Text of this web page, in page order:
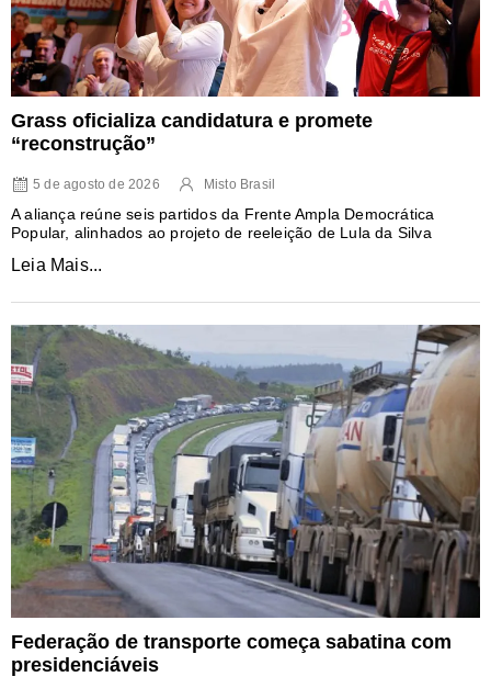
Grass oficializa candidatura e promete
“reconstrução”
5 de agosto de 2026 Misto Brasil
A aliança reúne seis partidos da Frente Ampla Democrática
Popular, alinhados ao projeto de reeleição de Lula da Silva
Leia Mais...
Federação de transporte começa sabatina com
presidenciáveis